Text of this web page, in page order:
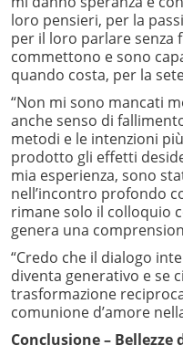
loro pensieri, per la
per il loro parlare senza
commettono e sono
quando costa, per la
“Non mi sono mancati
anche senso di
metodi e le intenzioni
prodotto gli effetti
mia esperienza, sono
nell’incontro profondo
rimane solo il colloquio
genera una
“Credo che il dialogo
diventa generativo e se
trasformazione
comunione d’amore
Conclusione– Bellezze